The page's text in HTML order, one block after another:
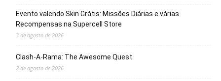
Evento valendo Skin Grátis: Missões Diárias e várias
Recompensas na Supercell Store
3 de agosto de 2026
Clash-A-Rama: The Awesome Quest
2 de agosto de 2026